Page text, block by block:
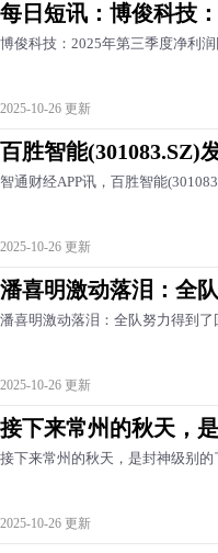
每日短讯：博俊科技
博俊科技：2025年第三季度净利
2025-10-26 更新
百胜智能(301083.SZ)
智通财经APP讯，百胜智能
2025-10-26 更新
潘喜明激动落泪：全
潘喜明激动落泪：全队努力得到
2025-10-26 更新
接下来常州的秋天，
接下来常州的秋天，是封神级别的
2025-10-26 更新